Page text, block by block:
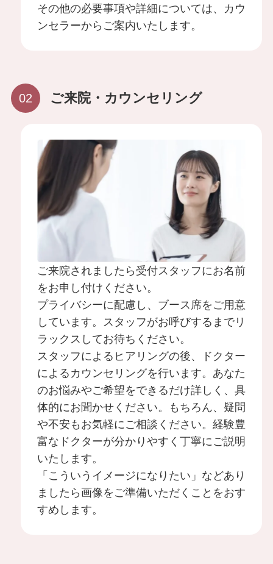
脂肪注入
肌の施術
ヒアルロン酸注入
ニキビ・ニキビ跡
美白・シミ取り
肌育注射
身体の施術
脂肪吸引
豊胸手術
乳輪・乳頭縮小
脂肪注入
脂肪吸引
顔の脂肪吸引
その他の必要事項や詳細については、カウ
ンセラーからご案内いたします。
ご来院・カウンセリング
ご来院されましたら受付スタッフにお名前
をお申し付けください。
プライバシーに配慮し、ブース席をご用意
しています。スタッフがお呼びするまでリ
ラックスしてお待ちください。
スタッフによるヒアリングの後、ドクター
によるカウンセリングを行います。あなた
のお悩みやご希望をできるだけ詳しく、具
体的にお聞かせください。もちろん、疑問
や不安もお気軽にご相談ください。経験豊
富なドクターが分かりやすく丁寧にご説明
いたします。
「こういうイメージになりたい」などあり
ましたら画像をご準備いただくことをおす
すめします。